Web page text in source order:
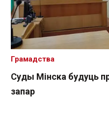
Суды Мінска будуць
запар
Грамадства